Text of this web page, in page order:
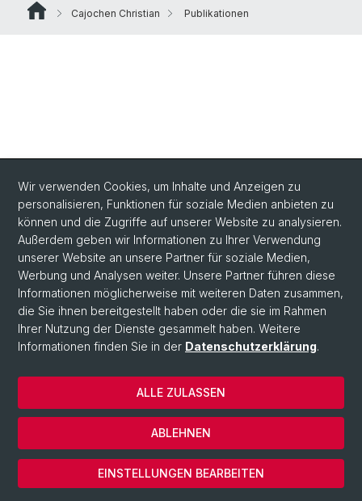
Cajochen Christian Publikationen
Wir verwenden Cookies, um Inhalte und Anzeigen zu
personalisieren, Funktionen für soziale Medien anbieten zu
können und die Zugriffe auf unserer Website zu analysieren.
Außerdem geben wir Informationen zu Ihrer Verwendung
unserer Website an unsere Partner für soziale Medien,
Werbung und Analysen weiter. Unsere Partner führen diese
Informationen möglicherweise mit weiteren Daten zusammen,
die Sie ihnen bereitgestellt haben oder die sie im Rahmen
Ihrer Nutzung der Dienste gesammelt haben. Weitere
Informationen finden Sie in der Datenschutzerklärung.
EINSTELLUNGEN BEARBEITEN
ABLEHNEN
ALLE ZULASSEN